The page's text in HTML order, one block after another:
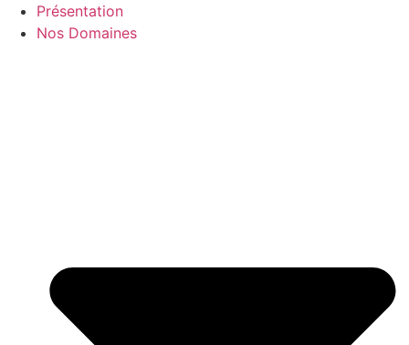
Présentation
Nos Domaines